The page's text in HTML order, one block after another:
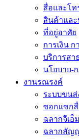
สื่อและโ
สินค้าและ
ที่อยู่อาศัย
การเงิน
บริการสา
นโยบาย-
งานรณรงค์
ระบบขน
ซอกแซกสื่
ฉลากจีเอ็
ฉลากสัญ